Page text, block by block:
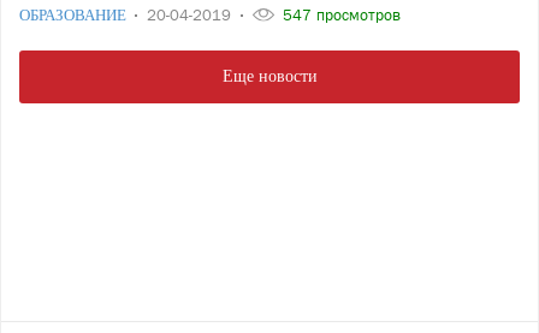
ОБРАЗОВАНИЕ 20-04-2019 547 просмотров
Еще новости